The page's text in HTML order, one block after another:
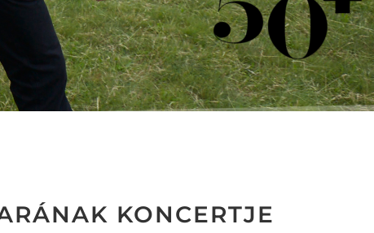
KONCERTJE